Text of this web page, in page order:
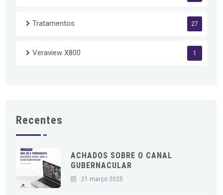
Tratamentos 27
Veraview X800 1
Recentes
ACHADOS SOBRE O CANAL
GUBERNACULAR
21 março 2025